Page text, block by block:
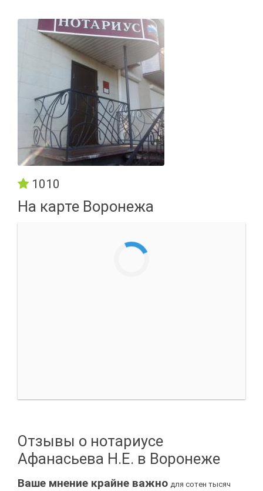
1010
На карте Воронежа
Отзывы о нотариусе
Афанасьева Н.Е. в Воронеже
Ваше мнение крайне важно для сотен тысяч